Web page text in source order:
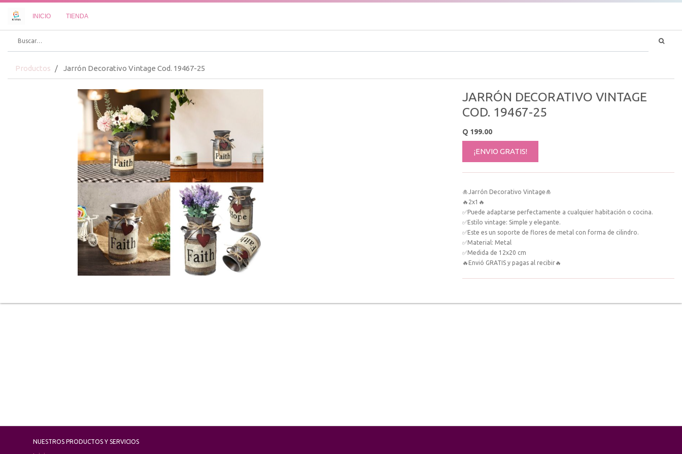
INICIO TIENDA
Productos Jarrón Decorativo Vintage Cod. 19467-25
JARRÓN DECORATIVO VINTAGE
COD. 19467-25
Q 199.00
¡ENVIO GRATIS!
🎍Jarrón Decorativo Vintage🎍
🔥2x1🔥
✅Puede adaptarse perfectamente a cualquier habitación o cocina.
✅Estilo vintage: Simple y elegante.
✅Este es un soporte de flores de metal con forma de cilindro.
✅Material: Metal
✅Medida de 12x20 cm
🔥Envió GRATIS y pagas al recibir🔥
NUESTROS PRODUCTOS Y SERVICIOS